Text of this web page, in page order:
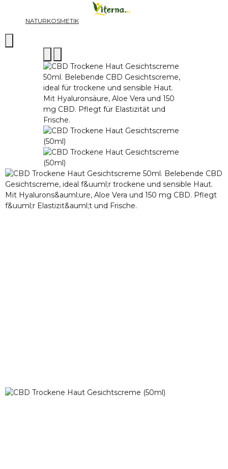
NATURKOSMETIK